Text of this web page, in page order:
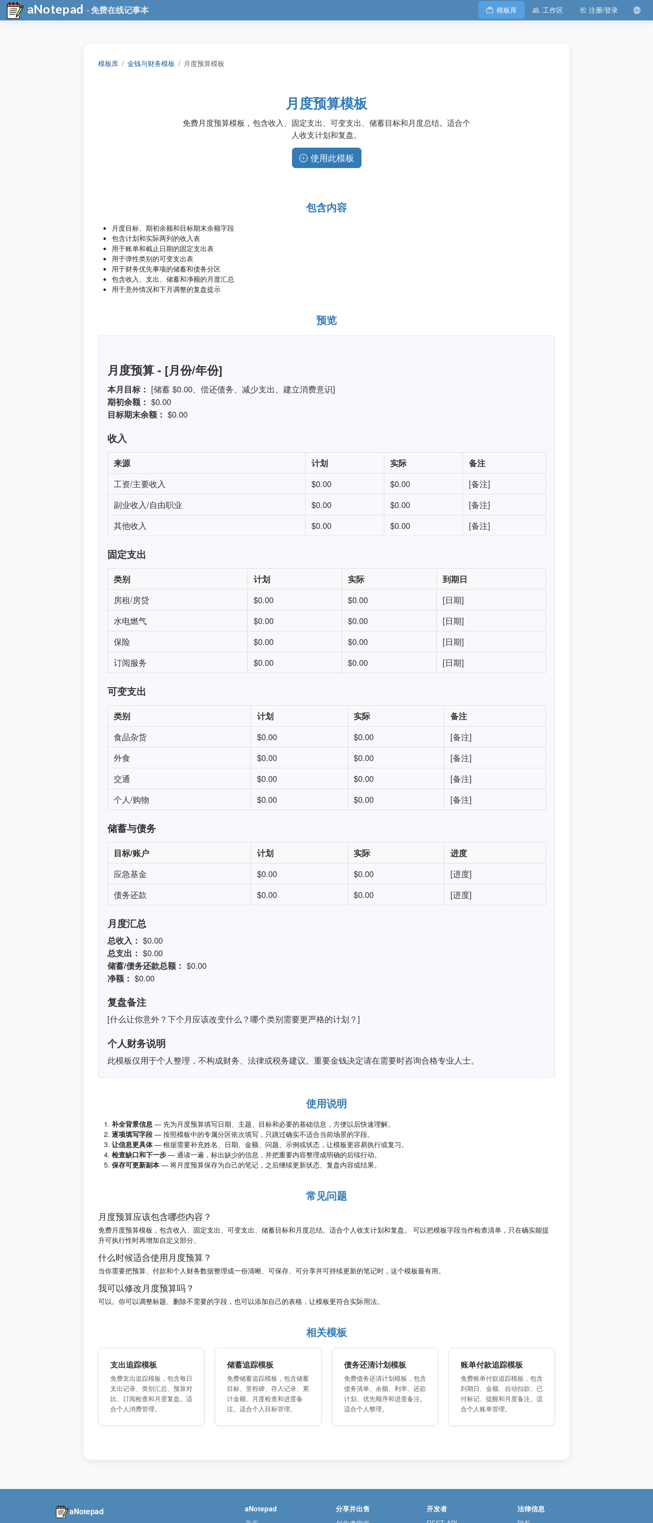
aNotepad - 免费在线记事本 模板库 工作区 注册/登录
模板库 金钱与财务模板 月度预算模板
月度预算模板
免费月度预算模板，包含收入、固定支出、可变支出、储蓄目标和月度总结。适合个
人收支计划和复盘。
使用此模板
包含内容
月度目标、期初余额和目标期末余额字段
包含计划和实际两列的收入表
用于账单和截止日期的固定支出表
用于弹性类别的可变支出表
用于财务优先事项的储蓄和债务分区
包含收入、支出、储蓄和净额的月度汇总
用于意外情况和下月调整的复盘提示
预览
月度预算 - [月份/年份]
本月目标： [储蓄 $0.00、偿还债务、减少支出、建立消费意识]
期初余额： $0.00
目标期末余额： $0.00
收入
来源 计划 实际
备注
工资/主要收入
$0.00 $0.00
[备注]
副业收入/自由职业
$0.00 $0.00
[备注]
其他收入
$0.00 $0.00 [备注]
固定支出
类别 计划 实际
到期日
房租/房贷
$0.00 $0.00
[日期]
水电燃气
$0.00 $0.00
[日期]
保险
$0.00 $0.00
[日期]
订阅服务
$0.00 $0.00 [日期]
可变支出
类别 计划 实际
备注
食品杂货
$0.00 $0.00
[备注]
外食
$0.00 $0.00
[备注]
交通
$0.00 $0.00
[备注]
个人/购物
$0.00 $0.00 [备注]
储蓄与债务
目标/账户 计划 实际
进度
应急基金
$0.00 $0.00
[进度]
债务还款
$0.00 $0.00 [进度]
月度汇总
总收入： $0.00
总支出： $0.00
储蓄/债务还款总额： $0.00
净额： $0.00
复盘备注
[什么让你意外？下个月应该改变什么？哪个类别需要更严格的计划？]
个人财务说明
此模板仅用于个人整理，不构成财务、法律或税务建议。重要金钱决定请在需要时咨询合格专业人士。
使用说明
补全背景信息 — 先为月度预算填写日期、主题、目标和必要的基础信息，方便以后快速理解。
逐项填写字段 — 按照模板中的专属分区依次填写，只跳过确实不适合当前场景的字段。
让信息更具体 — 根据需要补充姓名、日期、金额、问题、示例或状态，让模板更容易执行或复习。
检查缺口和下一步 — 通读一遍，标出缺少的信息，并把重要内容整理成明确的后续行动。
保存可更新副本 — 将月度预算保存为自己的笔记，之后继续更新状态、复盘内容或结果。
常见问题
月度预算应该包含哪些内容？
免费月度预算模板，包含收入、固定支出、可变支出、储蓄目标和月度总结。适合个人收支计划和复盘。 可以把模板字段当作检查清单，只在确实能提
升可执行性时再增加自定义部分。
什么时候适合使用月度预算？
当你需要把预算、付款和个人财务数据整理成一份清晰、可保存、可分享并可持续更新的笔记时，这个模板最有用。
我可以修改月度预算吗？
可以。你可以调整标题、删除不需要的字段，也可以添加自己的表格，让模板更符合实际用法。
相关模板
支出追踪模板
免费支出追踪模板，包含每日
支出记录、类别汇总、预算对
比、订阅检查和月度复盘。适
合个人消费管理。
储蓄追踪模板
免费储蓄追踪模板，包含储蓄
目标、里程碑、存入记录、累
计金额、月度检查和进度备
注。适合个人目标管理。
债务还清计划模板
免费债务还清计划模板，包含
债务清单、余额、利率、还款
计划、优先顺序和进度备注。
适合个人整理。
账单付款追踪模板
免费账单付款追踪模板，包含
到期日、金额、自动扣款、已
付标记、提醒和月度备注。适
合个人账单管理。
aNotepad
aNotepad
分享并出售
开发者
法律信息